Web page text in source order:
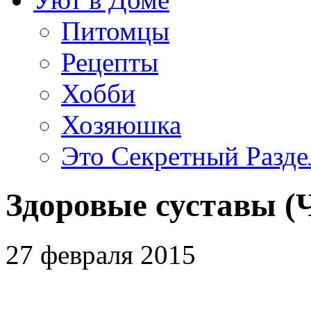
Питомцы
Рецепты
Хобби
Хозяюшка
Это Секретный
Здоровые суставы
27 февраля 2015